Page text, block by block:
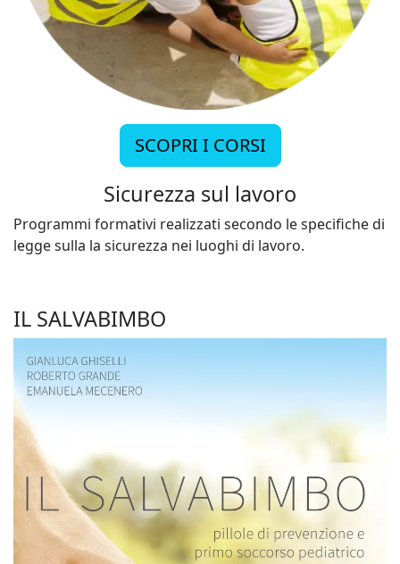
SCOPRI I CORSI
Sicurezza sul lavoro
Programmi formativi realizzati secondo le specifiche di
legge sulla la sicurezza nei luoghi di lavoro.
IL SALVABIMBO